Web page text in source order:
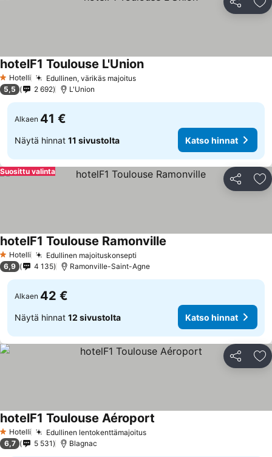
Jaa
1 Tähtiluokitus
Hotelli Edullinen, värikäs majoitus
hotelF1 Toulouse L'Union
5,5 2 692 L'Union
Alkaen 41 €
Näytä hinnat 11 sivustolta Katso hinnat
Jaa
Suosittu valinta
1 Tähtiluokitus
Hotelli Edullinen majoituskonsepti
hotelF1 Toulouse Ramonville
6,9 4 135 Ramonville-Saint-Agne
Alkaen 42 €
Näytä hinnat 12 sivustolta Katso hinnat
Jaa
1 Tähtiluokitus
Hotelli Edullinen lentokenttämajoitus
hotelF1 Toulouse Aéroport
6,7 5 531 Blagnac